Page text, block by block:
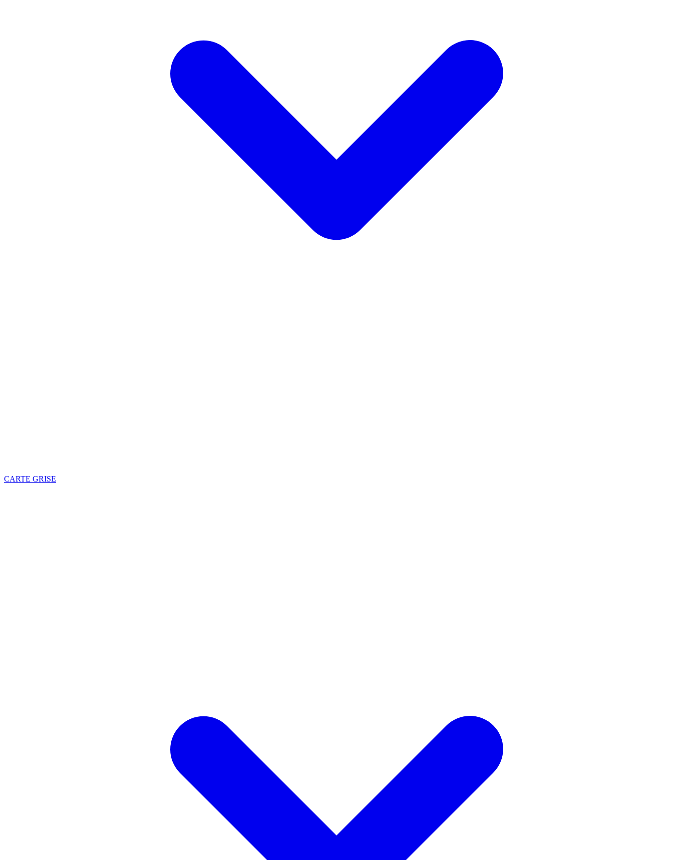
CARTE GRISE